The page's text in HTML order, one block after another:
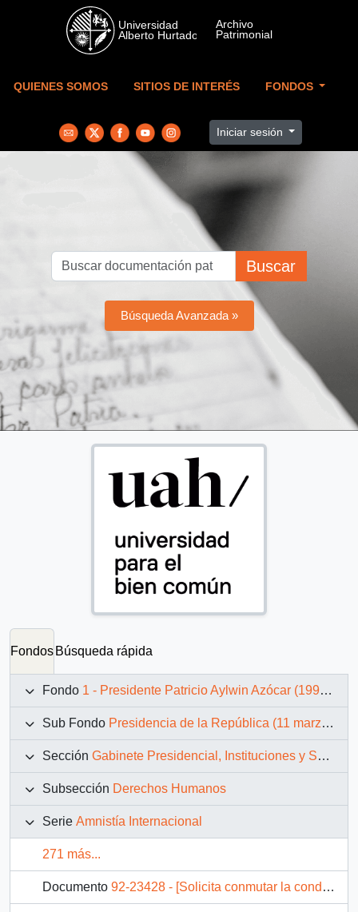
Skip to main content
QUIENES SOMOS SITIOS DE INTERÉS FONDOS
Iniciar sesión
Buscar
Búsqueda Avanzada »
Fondos Búsqueda rápida
Fondo 1 - Presidente Patricio Aylwin Azócar (1990-1994)
Sub Fondo Presidencia de la República (11 marzo 1990 – 11 marzo 1994)
Sección Gabinete Presidencial, Instituciones y Servicios
Subsección Derechos Humanos
Serie Amnistía Internacional
271 más...
Documento 92-23428 - [Solicita conmutar la condena de Mauro González Quispe, René Larico Aguilar y Lisbert Fausto Mamani Morales]